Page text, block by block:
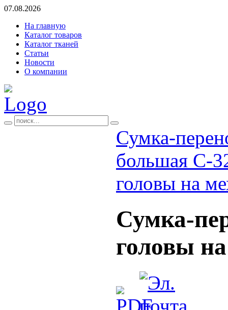
07.08.2026
На главную
Каталог товаров
Каталог тканей
Статьи
Новости
О компании
Сумка-
большая С-
головы на
Сумка-
головы